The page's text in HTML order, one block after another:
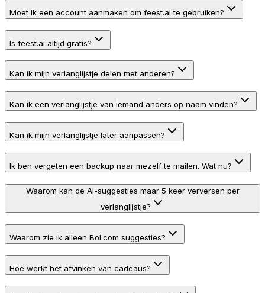
Moet ik een account aanmaken om feest.ai te gebruiken?
Is feest.ai altijd gratis?
Kan ik mijn verlanglijstje delen met anderen?
Kan ik een verlanglijstje van iemand anders op naam vinden?
Kan ik mijn verlanglijstje later aanpassen?
Ik ben vergeten een backup naar mezelf te mailen. Wat nu?
Waarom kan de AI-suggesties maar 5 keer verversen per
verlanglijstje?
Waarom zie ik alleen Bol.com suggesties?
Hoe werkt het afvinken van cadeaus?